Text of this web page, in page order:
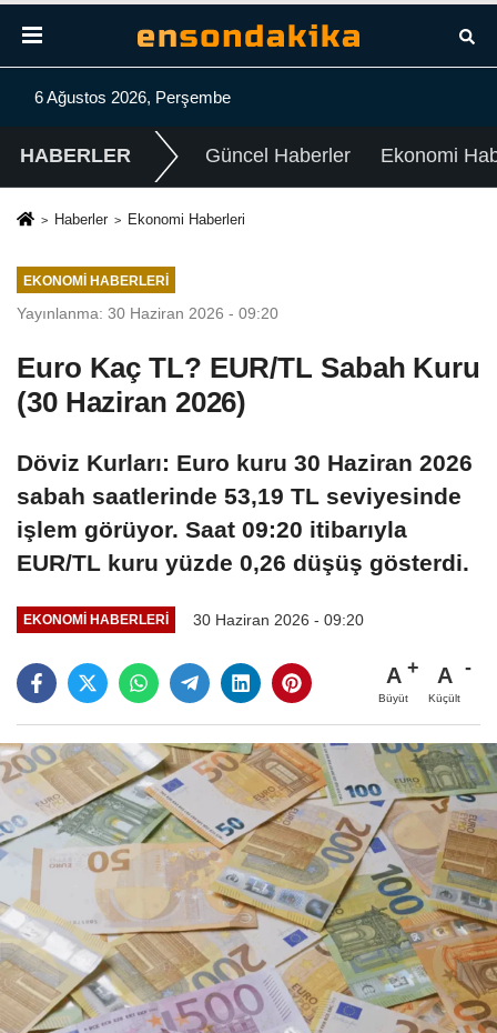
6 Ağustos 2026, Perşembe
HABERLER Güncel Haberler Ekonomi
Haberler Ekonomi Haberleri
EKONOMI HABERLERI
Yayınlanma: 30 Haziran 2026 - 09:20
Euro Kaç TL? EUR/TL Sabah Kuru
(30 Haziran 2026)
Döviz Kurları: Euro kuru 30 Haziran 2026
sabah saatlerinde 53,19 TL seviyesinde
işlem görüyor. Saat 09:20 itibarıyla
EUR/TL kuru yüzde 0,26 düşüş gösterdi.
EKONOMI HABERLERI 30 Haziran 2026 - 09:20
A
Büyüt
A
Küçült